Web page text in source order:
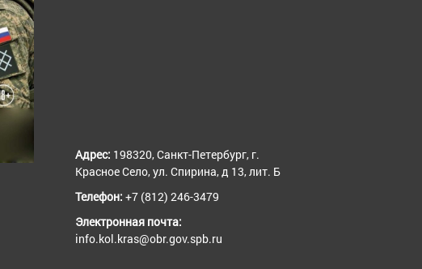
Адрес: 198320, Санкт-Петербург, г.
Красное Село, ул. Спирина, д 13, лит. Б
Телефон: +7 (812) 246-3479
Электронная почта:
info.kol.kras@obr.gov.spb.ru